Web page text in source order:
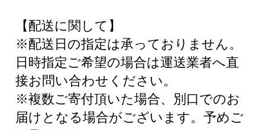
【配送に関して】
※配送日の指定は承っておりません。
日時指定ご希望の場合は運送業者へ直
接お問い合わせください。
※複数ご寄付頂いた場合、別口でのお
届けとなる場合がございます。予めご